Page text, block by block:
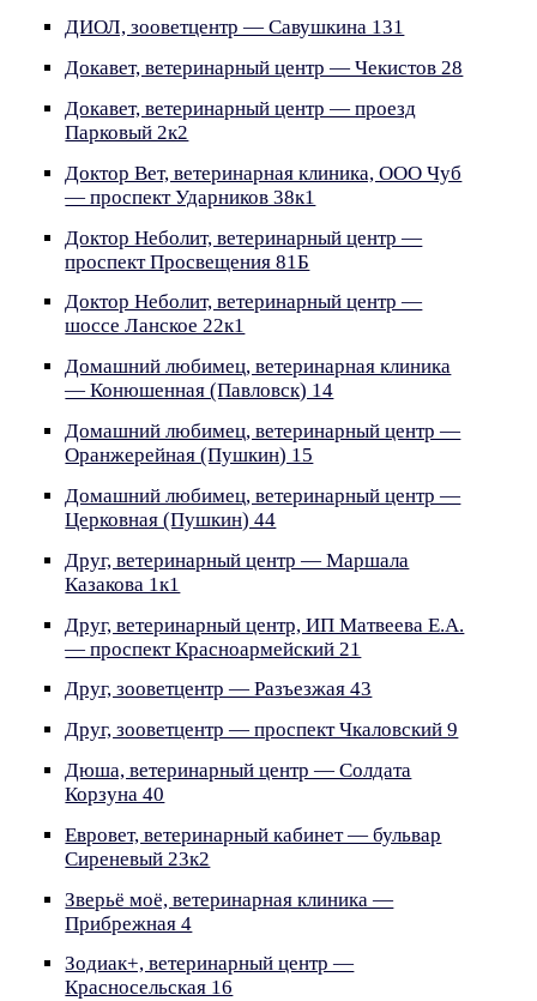
ДИОЛ, зооветцентр — Савушкина 131
Докавет, ветеринарный центр — Чекистов 28
Докавет, ветеринарный центр — проезд
Парковый 2к2
Доктор Вет, ветеринарная клиника, ООО Чуб
— проспект Ударников 38к1
Доктор Неболит, ветеринарный центр —
проспект Просвещения 81Б
Доктор Неболит, ветеринарный центр —
шоссе Ланское 22к1
Домашний любимец, ветеринарная клиника
— Конюшенная (Павловск) 14
Домашний любимец, ветеринарный центр —
Оранжерейная (Пушкин) 15
Домашний любимец, ветеринарный центр —
Церковная (Пушкин) 44
Друг, ветеринарный центр — Маршала
Казакова 1к1
Друг, ветеринарный центр, ИП Матвеева Е.А.
— проспект Красноармейский 21
Друг, зооветцентр — Разъезжая 43
Друг, зооветцентр — проспект Чкаловский 9
Дюша, ветеринарный центр — Солдата
Корзуна 40
Евровет, ветеринарный кабинет — бульвар
Сиреневый 23к2
Зверьё моё, ветеринарная клиника —
Прибрежная 4
Зодиак+, ветеринарный центр —
Красносельская 16